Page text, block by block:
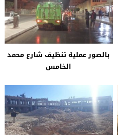
بالصور عملية تنظيف شارع محمد
الخامس